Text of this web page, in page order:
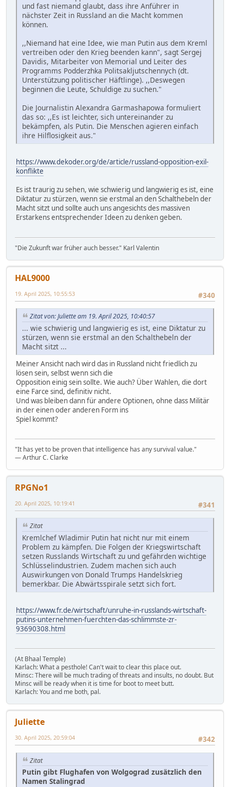
und fast niemand glaubt, dass ihre Anführer in
nächster Zeit in Russland an die Macht kommen
können.
,,Niemand hat eine Idee, wie man Putin aus dem Kreml
vertreiben oder den Krieg beenden kann", sagt Sergej
Davidis, Mitarbeiter von Memorial und Leiter des
Programms Podderzhka Politsakljutschennych (dt.
Unterstützung politischer Häftlinge). ,,Deswegen
beginnen die Leute, Schuldige zu suchen."
Die Journalistin Alexandra Garmashapowa formuliert
das so: ,,Es ist leichter, sich untereinander zu
bekämpfen, als Putin. Die Menschen agieren einfach
ihre Hilflosigkeit aus."
https://www.dekoder.org/de/article/russland-opposition-exil-
konflikte
Es ist traurig zu sehen, wie schwierig und langwierig es ist, eine
Diktatur zu stürzen, wenn sie erstmal an den Schalthebeln der
Macht sitzt und sollte auch uns angesichts des massiven
Erstarkens entsprechender Ideen zu denken geben.
"Die Zukunft war früher auch besser." Karl Valentin
HAL9000
#340
19. April 2025, 10:55:53
Zitat von: Juliette am 19. April 2025, 10:40:57
... wie schwierig und langwierig es ist, eine Diktatur zu
stürzen, wenn sie erstmal an den Schalthebeln der
Macht sitzt ...
Meiner Ansicht nach wird das in Russland nicht friedlich zu
lösen sein, selbst wenn sich die
Opposition einig sein sollte. Wie auch? Über Wahlen, die dort
eine Farce sind, definitiv nicht.
Und was bleiben dann für andere Optionen, ohne dass Militär
in der einen oder anderen Form ins
Spiel kommt?
"It has yet to be proven that intelligence has any survival value."
― Arthur C. Clarke
RPGNo1
#341
20. April 2025, 10:19:41
Zitat
Kremlchef Wladimir Putin hat nicht nur mit einem
Problem zu kämpfen. Die Folgen der Kriegswirtschaft
setzen Russlands Wirtschaft zu und gefährden wichtige
Schlüsselindustrien. Zudem machen sich auch
Auswirkungen von Donald Trumps Handelskrieg
bemerkbar. Die Abwärtsspirale setzt sich fort.
https://www.fr.de/wirtschaft/unruhe-in-russlands-wirtschaft-
putins-unternehmen-fuerchten-das-schlimmste-zr-
93690308.html
(At Bhaal Temple)
Karlach: What a pesthole! Can't wait to clear this place out.
Minsc: There will be much trading of threats and insults, no doubt. But
Minsc will be ready when it is time for boot to meet butt.
Karlach: You and me both, pal.
Juliette
#342
30. April 2025, 20:59:04
Zitat
Putin gibt Flughafen von Wolgograd zusätzlich den
Namen Stalingrad